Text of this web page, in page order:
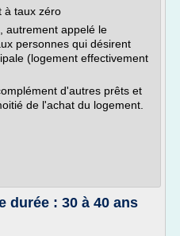
à taux zéro
autrement appelé le
personnes qui désirent
(logement effectivement
d'autres prêts et
de l'achat du logement.
durée : 30 à 40 ans